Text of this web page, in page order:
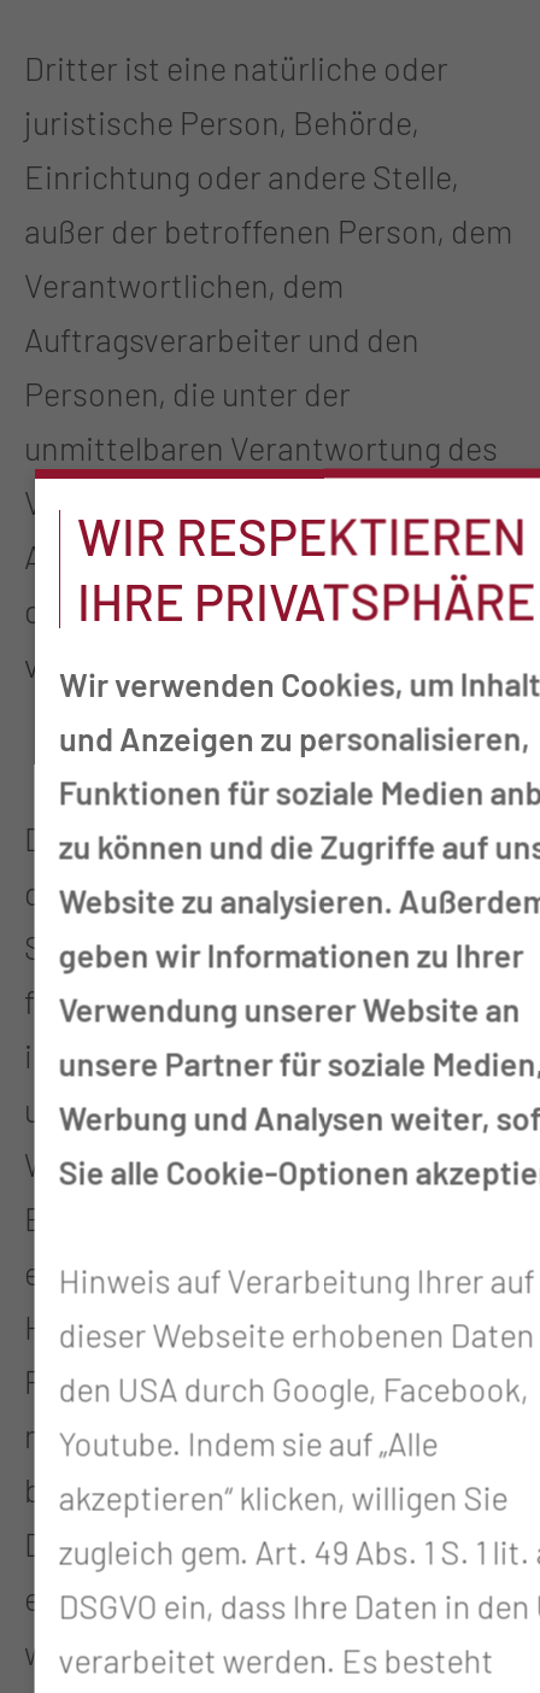
Dritter ist eine natürliche oder
juristische Person, Behörde,
Einrichtung oder andere Stelle,
außer der betroffenen Person, dem
Verantwortlichen, dem
Auftragsverarbeiter und den
Personen, die unter der
unmittelbaren Verantwortung des
Verantwortlichen oder des
Auftragsverarbeiters befugt sind,
die personenbezogenen Daten zu
verarbeiten.
Einwilligung
Die Einwilligung ist Ausdruck der
datenschutzrechtlichen
Selbstbestimmung. Sie ist die
freiwillige für den bestimmten Fall,
in informierter Weise und
unmissverständlich abgegebene
Willensbekundung in Form einer
Erklärung oder einer sonstigen
eindeutigen bestätigenden
Handlung, mit der die betroffene
Person zu verstehen gibt, dass sie
mit der Verarbeitung der sie
betreffenden personenbezogenen
Daten einverstanden ist. Eine
erteilte Einwilligung kann jederzeit
widerrufen werden.
WIR RESPEKTIEREN
IHRE PRIVATSPHÄRE
Wir verwenden Cookies, um
und Anzeigen zu personalisieren,
Funktionen für soziale Medien
zu können und die Zugriffe auf
Website zu analysieren.
geben wir Informationen zu Ihrer
Verwendung unserer Website an
unsere Partner für soziale
Werbung und Analysen weiter,
Sie alle Cookie-Optionen
Hinweis auf Verarbeitung Ihrer auf
dieser Webseite erhobenen
den USA durch Google, Facebook,
Youtube. Indem sie auf „Alle
akzeptieren“ klicken, willigen Sie
zugleich gem. Art. 49 Abs. 1 S. 1 lit.
DSGVO ein, dass Ihre Daten in den
verarbeitet werden. Es besteht